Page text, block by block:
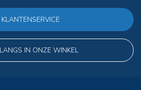
KLANTENSERVICE
IN ONZE WINKEL